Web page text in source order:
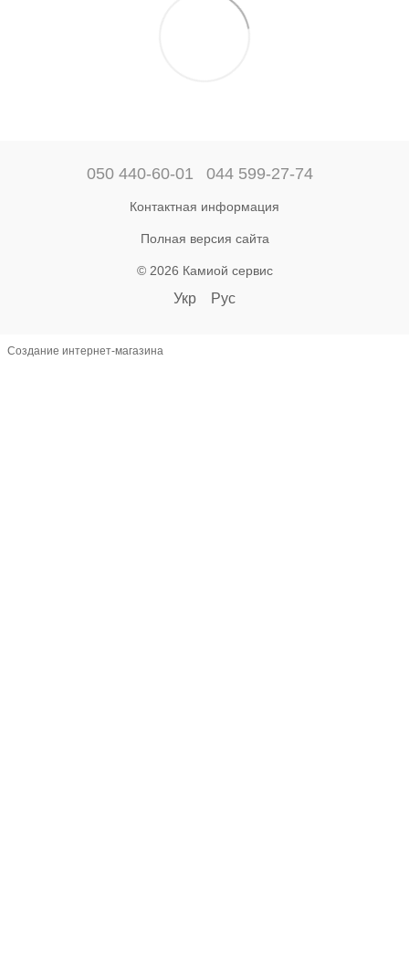
050 440-60-01 044 599-27-74
Контактная информация
Полная версия сайта
© 2026 Камиой сервис
Укр Рус
Создание интернет-магазина